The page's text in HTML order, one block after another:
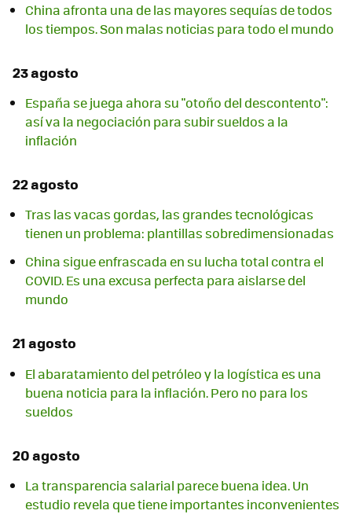
China afronta una de las mayores sequías de todos
los tiempos. Son malas noticias para todo el mundo
23 agosto
España se juega ahora su "otoño del descontento":
así va la negociación para subir sueldos a la
inflación
22 agosto
Tras las vacas gordas, las grandes tecnológicas
tienen un problema: plantillas sobredimensionadas
China sigue enfrascada en su lucha total contra el
COVID. Es una excusa perfecta para aislarse del
mundo
21 agosto
El abaratamiento del petróleo y la logística es una
buena noticia para la inflación. Pero no para los
sueldos
20 agosto
La transparencia salarial parece buena idea. Un
estudio revela que tiene importantes inconvenientes